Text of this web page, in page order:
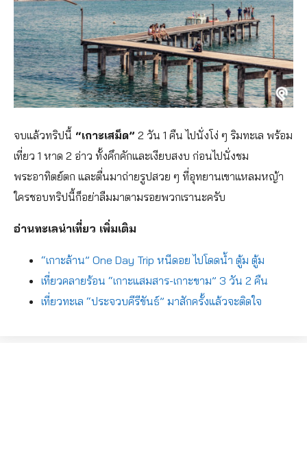
จบแล้วทริปนี้ “เกาะเสม็ด” 2 วัน 1 คืน ไปนั่งโง่ ๆ ริมทะเล พร้อม
เที่ยว 1 หาด 2 อ่าว ทั้งคึกคักและเงียบสงบ ก่อนไปนั่งชม
พระอาทิตย์ตก และตื่นมาถ่ายรูปสวย ๆ ที่อุทยานเขาแหลมหญ้า
ใครชอบทริปนี้ก็อย่าลืมมาตามรอยพวกเรานะครับ
อ่านทะเลน่าเที่ยว เพิ่มเติม
“เกาะล้าน” One Day Trip หนีดอย ไปโดดน้ำ ตู้ม ตู้ม
เที่ยวคลายร้อน “เกาะแสมสาร-เกาะขาม” 3 วัน 2 คืน
เที่ยวทะเล “ประจวบคีรีขันธ์” มาสักครั้งแล้วจะติดใจ